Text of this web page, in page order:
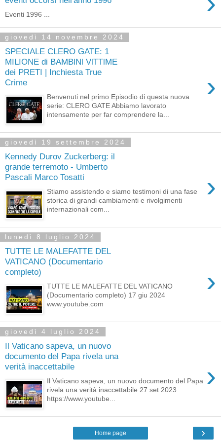
Eventi 1996 ...
giovedì 14 novembre 2024
SPECIALE CLERO GATE: 1
MILIONE di BAMBlNl VlTTlME
dei PRETI | Inchiesta True
Crime
›
Benvenuti nel primo Episodio di questa nuova
serie: CLERO GATE Abbiamo lavorato
intensamente per far comprendere la...
giovedì 19 settembre 2024
Kennedy Durov Zuckerberg: il
grande terremoto - Umberto
Pascali Marco Tosatti
›
Stiamo assistendo e siamo testimoni di una fase
storica di grandi cambiamenti e rivolgimenti
internazionali com...
lunedì 8 luglio 2024
TUTTE LE MALEFATTE DEL
VATICANO (Documentario
completo)
›
TUTTE LE MALEFATTE DEL VATICANO
(Documentario completo) 17 giu 2024
www.youtube.com
giovedì 4 luglio 2024
Il Vaticano sapeva, un nuovo
documento del Papa rivela una
verità inaccettabile
›
Il Vaticano sapeva, un nuovo documento del Papa
rivela una verità inaccettabile 27 set 2023
https://www.youtube...
›
Home page